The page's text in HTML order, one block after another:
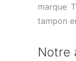
marque
tampon
Notre